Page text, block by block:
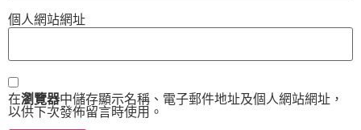
個人網站網址
在瀏覽器中儲存顯示名稱、電子郵件地址及個人網站網址，
以供下次發佈留言時使用。